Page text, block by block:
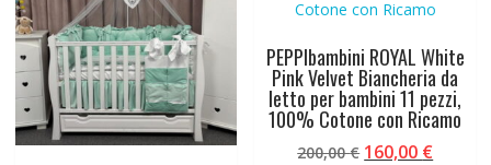
PEPPIbambini ROYAL White
Pink Velvet Biancheria da
letto per bambini 11 pezzi,
100% Cotone con Ricamo
200,00€ Il
160,00 €Il